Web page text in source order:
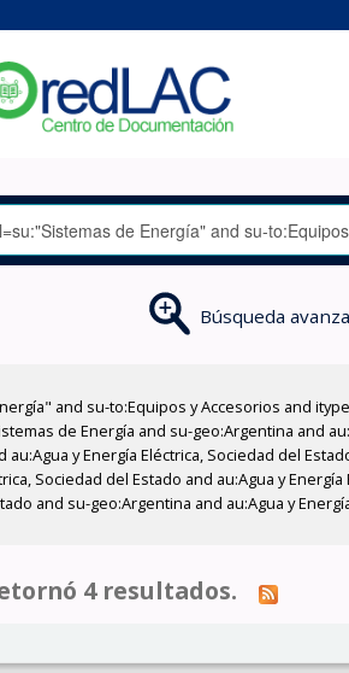
Búsqueda
and su-to:Equipos y Accesorios and
de Energía and su-geo:Argentina and
y Energía Eléctrica, Sociedad del
Sociedad del Estado and au:Agua y
and su-geo:Argentina and au:Agua y
4 resultados.